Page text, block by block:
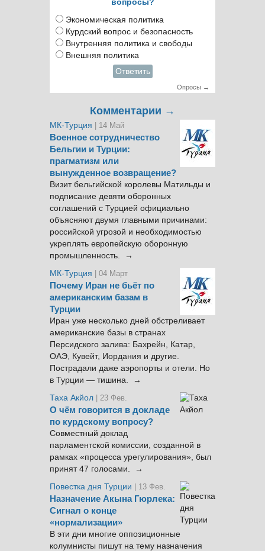
вопросы?
Экономическая политика
Курдский вопрос и безопасность
Внутренняя политика и свободы
Внешняя политика
Ответить
Опросы →
Комментарии →
МК-Турция | 14 Май
Военное сотрудничество
Бельгии и Турции:
прагматизм или
вынужденное возвращение?
Визит бельгийской королевы Матильды и
подписание девяти оборонных
соглашений с Турцией официально
объясняют двумя главными причинами:
российской угрозой и необходимостью
укреплять европейскую оборонную
промышленность. →
МК-Турция
| 04 Март
Почему Иран не бьёт по
американским базам в
Турции
Иран уже несколько дней обстреливает
американские базы в странах
Персидского залива: Бахрейн, Катар,
ОАЭ, Кувейт, Иордания и другие.
Пострадали даже аэропорты и отели. Но
в Турции — тишина. →
Таха Акйол | 23 Фев.
О чём говорится в докладе
по курдскому вопросу?
Совместный доклад
парламентской комиссии, созданной в
рамках «процесса урегулирования», был
принят 47 голосами. →
Повестка дня Турции
| 13 Фев.
Назначение Акына Гюрлека:
Сигнал о конце
«нормализации»
В эти дни многие оппозиционные
колумнисты пишут на тему назначения